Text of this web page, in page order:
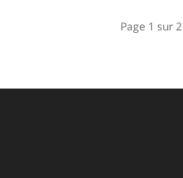
Page 1 sur 2